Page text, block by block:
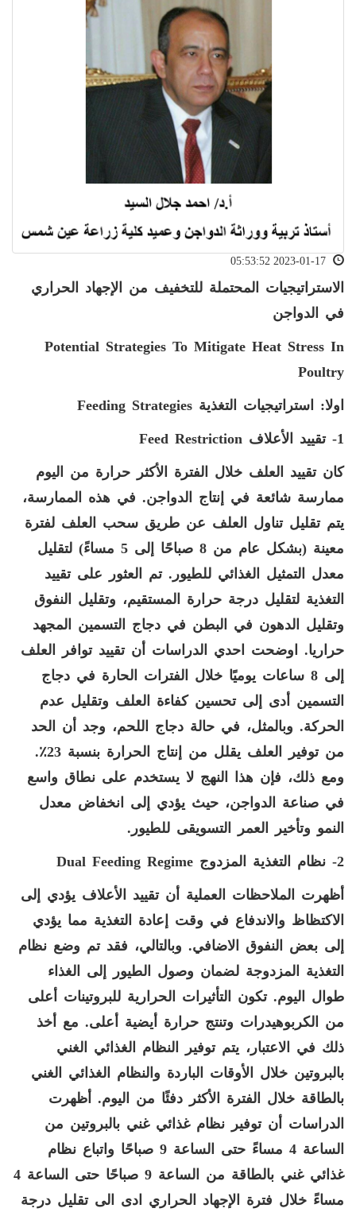
الاستراتيجيات المحتملة للتخفيف من الإجهاد الحراري
في الدواجن
Potential Strategies To Mitigate Heat Stress In
Poultry
اولا: استراتيجيات التغذية Feeding Strategies
1- تقييد الأعلاف Feed Restriction
كان تقييد العلف خلال الفترة الأكثر حرارة من اليوم
ممارسة شائعة في إنتاج الدواجن. في هذه الممارسة،
يتم تقليل تناول العلف عن طريق سحب العلف لفترة
معينة (بشكل عام من 8 صباحًا إلى 5 مساءً) لتقليل
معدل التمثيل الغذائي للطيور. تم العثور على تقييد
التغذية لتقليل درجة حرارة المستقيم، وتقليل النفوق
وتقليل الدهون في البطن في دجاج التسمين المجهد
حراريا. اوضحت احدي الدراسات أن تقييد توافر العلف
إلى 8 ساعات يوميًا خلال الفترات الحارة في دجاج
التسمين أدى إلى تحسين كفاءة العلف وتقليل عدم
الحركة. وبالمثل، في حالة دجاج اللحم، وجد أن الحد
من توفير العلف يقلل من إنتاج الحرارة بنسبة 23٪.
ومع ذلك، فإن هذا النهج لا يستخدم على نطاق واسع
في صناعة الدواجن، حيث يؤدي إلى انخفاض معدل
النمو وتأخير العمر التسويقى للطيور.
2- نظام التغذية المزدوج Dual Feeding Regime
أظهرت الملاحظات العملية أن تقييد الأعلاف يؤدي إلى
الاكتظاظ والاندفاع في وقت إعادة التغذية مما يؤدي
إلى بعض النفوق الاضافي. وبالتالي، فقد تم وضع نظام
التغذية المزدوجة لضمان وصول الطيور إلى الغذاء
طوال اليوم. تكون التأثيرات الحرارية للبروتينات أعلى
من الكربوهيدرات وتنتج حرارة أيضية أعلى. مع أخذ
ذلك في الاعتبار، يتم توفير النظام الغذائي الغني
بالبروتين خلال الأوقات الباردة والنظام الغذائي الغني
بالطاقة خلال الفترة الأكثر دفئًا من اليوم. أظهرت
الدراسات أن توفير نظام غذائي غني بالبروتين من
الساعة 4 مساءً حتى الساعة 9 صباحًا واتباع نظام
غذائي غني بالطاقة من الساعة 9 صباحًا حتى الساعة 4
مساءً خلال فترة الإجهاد الحراري ادى الى تقليل درجة